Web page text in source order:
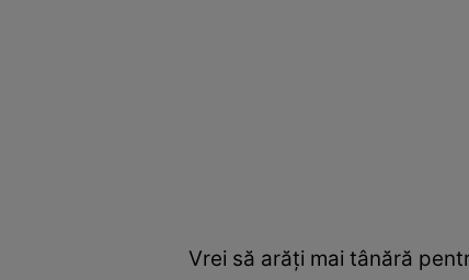
Vrei să arăți mai tânără